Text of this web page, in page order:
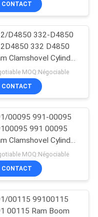
valve
65
CONTACT
D4850 332-D4850
332 D4850
Clamshovel Cylinder
Kit pour JCB 1CX
MOQ:Négociable
CONTACT
00095 991-00095
991 00095
Clamshovel Cylinder
Kit pour JCB 2CX
MOQ:Négociable
CONTACT
00115 99100115
00115 Ram Boom